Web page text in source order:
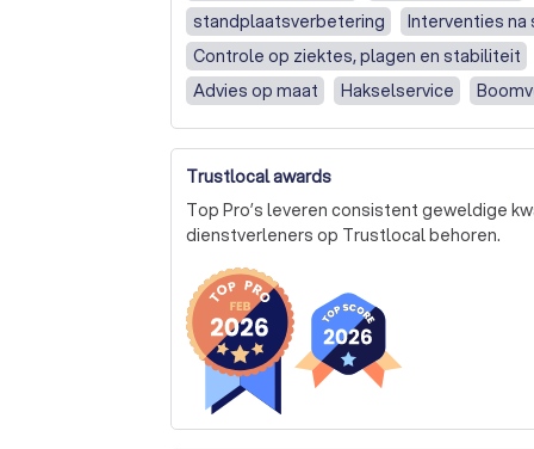
Klanttevredenheid staat bij ons voorop. Wij
maat, zodat u zeker bent van de beste
bent, een bedrijf runt of namens een
Kies voor de expertise van
nog contact met ons op voor een
Boomverzorging Bertels – Zorg voor
standplaatsverbetering
Interventies
Controle op ziektes, plagen en stabiliteit
Advies op maat
Hakselservice
Trustlocal awards
Top Pro’s leveren consistent geweldige
dienstverleners op Trustlocal behoren.